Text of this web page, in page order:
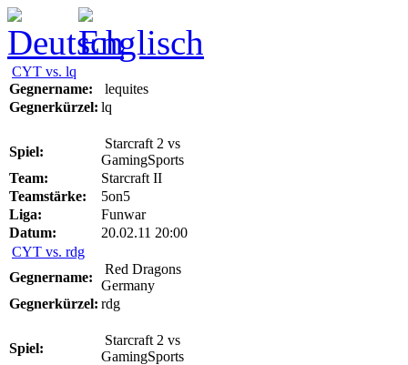
CYT vs. lq
Gegnername:
lequites
Gegnerkürzel: lq
Spiel:
Starcraft 2 vs
GamingSports
Team:
Starcraft II
Teamstärke:
5on5
Liga:
Funwar
Datum:
20.02.11 20:00
CYT vs. rdg
Gegnername:
Red Dragons
Germany
Gegnerkürzel: rdg
Spiel:
Starcraft 2 vs
GamingSports